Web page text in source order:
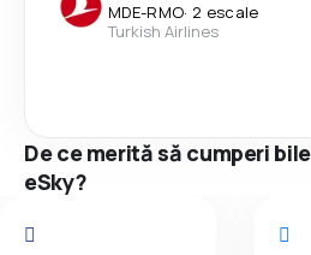
MDE-RMO· 2 escale
Turkish Airlines
De ce merită să cumperi
eSky?